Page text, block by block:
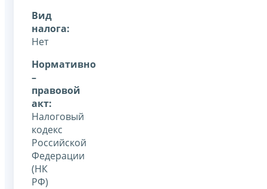
Вид
налога:
Нет
Нормативно
–
правовой
акт:
Налоговый
кодекс
Российской
Федерации
(НК
РФ)